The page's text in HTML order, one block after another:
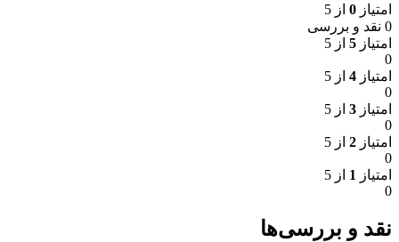
امتیاز 0 از 5
0 نقد و بررسی
امتیاز 5 از 5
0
امتیاز 4 از 5
0
امتیاز 3 از 5
0
امتیاز 2 از 5
0
امتیاز 1 از 5
0
نقد و بررسی‌ها